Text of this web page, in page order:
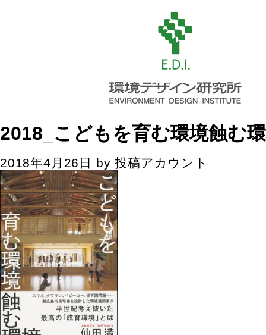
2018_こどもを育む環境蝕む
2018年4月26日 by投稿アカウント